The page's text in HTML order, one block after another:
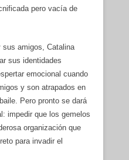
pero vacía de
amigos, Catalina
sus identidades
emocional cuando
y son atrapados en
Pero pronto se dará
impedir que los gemelos
organización que
para invadir el